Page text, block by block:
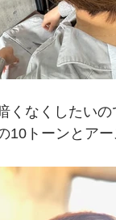
くなくしたいの
10トーンとア